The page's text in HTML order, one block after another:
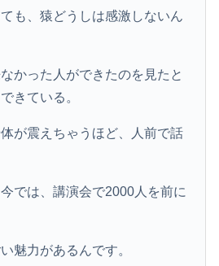
も、猿どうしは感激しないん
かった人ができたのを見たと
きている。
が震えちゃうほど、人前で話
では、講演会で2000人を前に
魅力があるんです。